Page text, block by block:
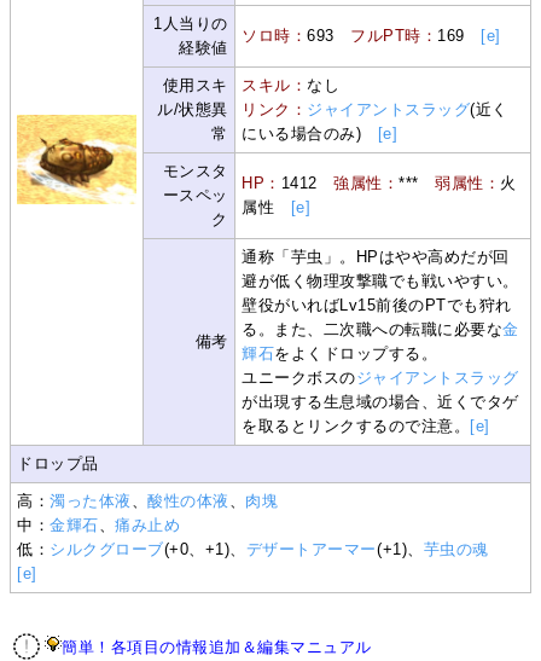
1人当りの
経験値
ソロ時：693 フルPT時： 169 [e]
使用スキ
ル/状態異
常
スキル：なし
リンク： ジャイアントスラッグ(近く
にいる場合のみ)
[e]
モンスタ
ースペッ
ク
HP： 1412強属性：***弱属性： 火
属性
[e]
備考
通称「芋虫」。HPはやや高めだが回
避が低く物理攻撃職でも戦いやすい。
壁役がいればLv15前後のPTでも狩れ
る。また、二次職への転職に必要な金
輝石をよくドロップする。
ユニークボスのジャイアントスラッグ
が出現する生息域の場合、近くでタゲ
を取るとリンクするので注意。
[e]
ドロップ品
高：濁った体液 、酸性の体液
肉塊
中：金輝石 、痛み止め
低： シルクグローブ(+0、+1)、 デザートアーマー(+1)、 芋虫の魂
[e]
簡単！各項目の情報追加＆編集マニュアル